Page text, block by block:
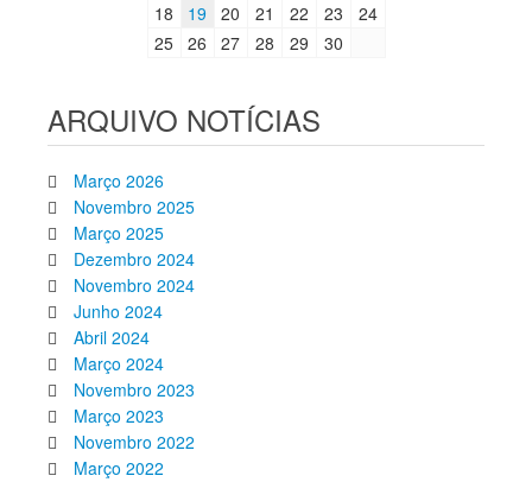
18
19 20 21 22 23
24
25 26 27 28 29 30
ARQUIVO NOTÍCIAS
Março 2026
Novembro 2025
Março 2025
Dezembro 2024
Novembro 2024
Junho 2024
Abril 2024
Março 2024
Novembro 2023
Março 2023
Novembro 2022
Março 2022